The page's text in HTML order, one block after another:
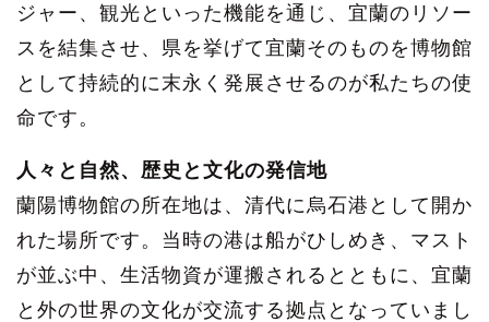
ジャー、観光といった機能を通じ、宜蘭のリソー
スを結集させ、県を挙げて宜蘭そのものを博物館
として持続的に末永く発展させるのが私たちの使
命です。
人々と自然、歴史と文化の発信地
蘭陽博物館の所在地は、清代に烏石港として開か
れた場所です。当時の港は船がひしめき、マスト
が並ぶ中、生活物資が運搬されるとともに、宜蘭
と外の世界の文化が交流する拠点となっていまし